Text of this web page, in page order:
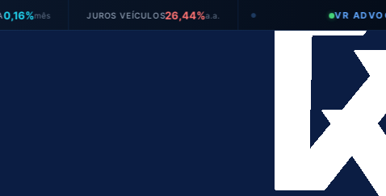
JUROS VEÍCULOS26,44%a.a. ● VR ADVOGADOS